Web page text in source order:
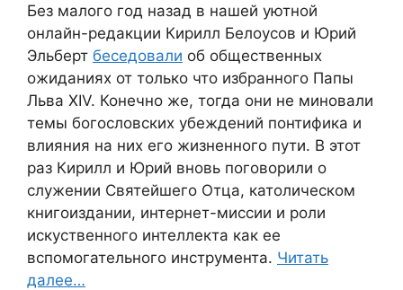
Без малого год назад в нашей уютной
онлайн-редакции Кирилл Белоусов и Юрий
Эльберт беседовали об общественных
ожиданиях от только что избранного Папы
Льва XIV. Конечно же, тогда они не миновали
темы богословских убеждений понтифика и
влияния на них его жизненного пути. В этот
раз Кирилл и Юрий вновь поговорили о
служении Святейшего Отца, католическом
книгоиздании, интернет-миссии и роли
искуственного интеллекта как ее
вспомогательного инструмента. Читать
далее…